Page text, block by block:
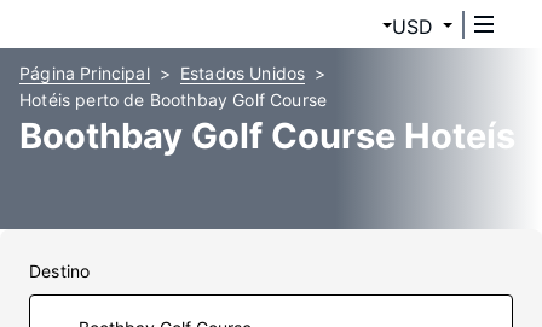
USD
Página Principal
Estados Unidos
Hotéis perto de Boothbay Golf Course
Boothbay Golf Course Hoteís
Destino